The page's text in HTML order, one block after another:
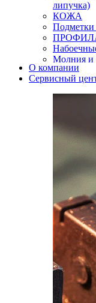
липучка)
КОЖА
Молния и
Уход и
Кнопки
Пряжки
О компании
Сервисный